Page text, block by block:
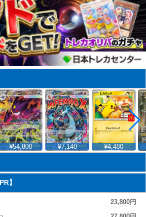
¥54,800 ¥7,140 ¥4,480
】
23,800円